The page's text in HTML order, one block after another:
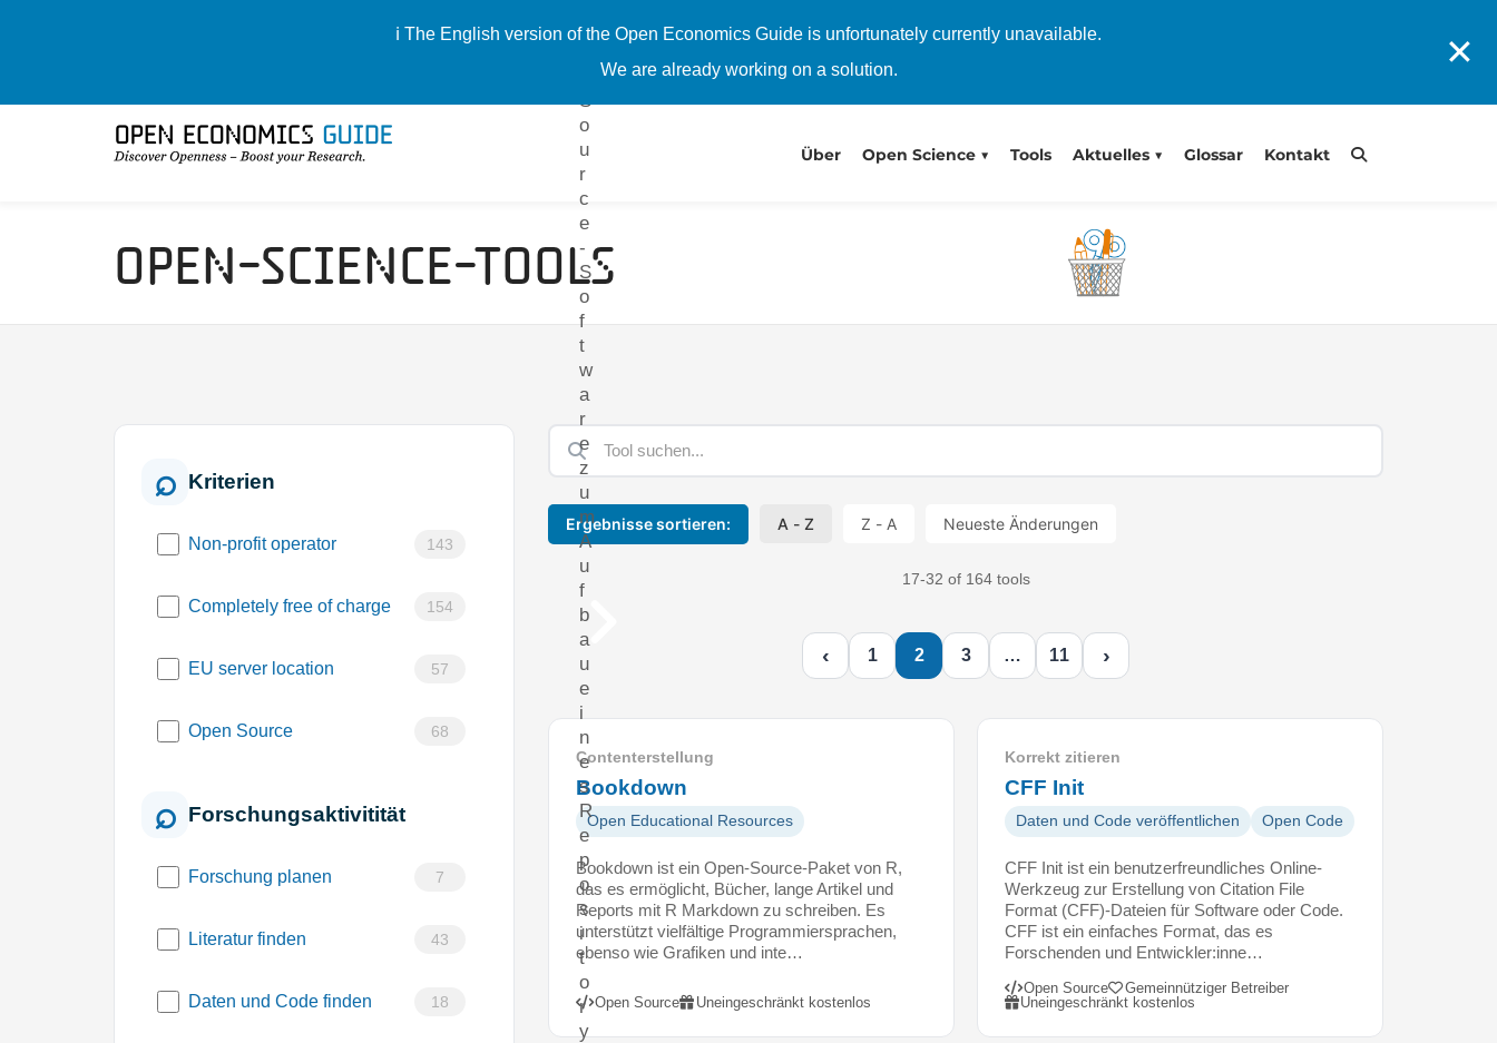
ℹ️ The English version of the Open Economics Guide is unfortunately currently unavailable.
We are already working on a solution.
✕
Über Open Science Tools Aktuelles Glossar Kontakt
Open-Science-Tools
Kriterien
Non-profit operator 143
Completely free of charge 154
EU server location 57
Open Source 68
Forschungsaktivitität
Forschung planen 7
Literatur finden 43
Daten und Code finden 18
Ergebnisse sortieren: A - Z Z - A Neueste Änderungen
17-32 of 164 tools
e
S
o
u
r
c
e
-
S
o
f
t
w
a
r
e
z
u
m
A
u
f
b
a
u
e
i
n
e
s
R
e
p
o
s
i
t
o
r
y
‹ 1 2 3 … 11 ›
Contenterstellung
Bookdown
Open Educational Resources
Bookdown ist ein Open-Source-Paket von R,
das es ermöglicht, Bücher, lange Artikel und
Reports mit R Markdown zu schreiben. Es
unterstützt vielfältige Programmiersprachen,
ebenso wie Grafiken und inte…
Open Source Uneingeschränkt kostenlos
Korrekt zitieren
CFF Init
Daten und Code veröffentlichen Open Code
CFF Init ist ein benutzerfreundliches Online-
Werkzeug zur Erstellung von Citation File
Format (CFF)-Dateien für Software oder Code.
CFF ist ein einfaches Format, das es
Forschenden und Entwickler:inne…
Open Source
Gemeinnütziger Betreiber
Uneingeschränkt kostenlos